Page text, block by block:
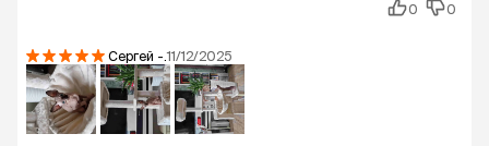
0
0
Сергей -.11/12/2025